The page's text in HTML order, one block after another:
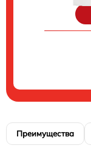
Преимущества